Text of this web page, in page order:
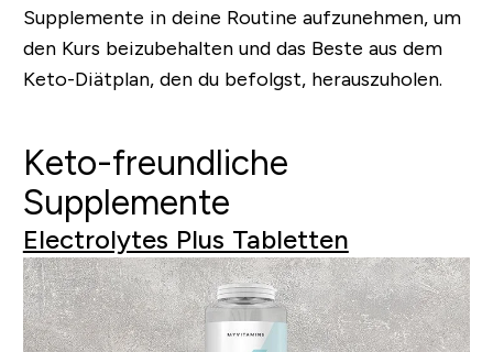
Supplemente in deine Routine aufzunehmen, um
den Kurs beizubehalten und das Beste aus dem
Keto-Diätplan, den du befolgst, herauszuholen.
Keto-freundliche
Supplemente
Electrolytes Plus Tabletten